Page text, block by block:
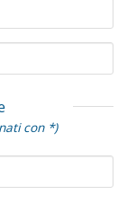
con *)